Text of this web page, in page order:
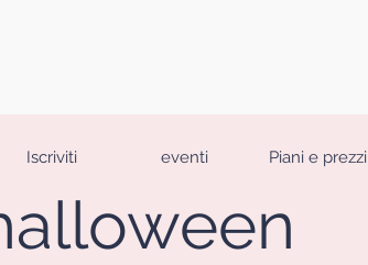
Iscriviti eventi Piani e prezzi